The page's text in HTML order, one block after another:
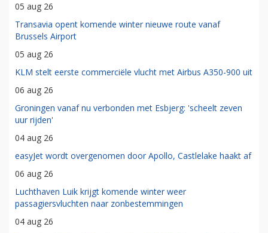
05 aug 26
Transavia opent komende winter nieuwe route vanaf
Brussels Airport
05 aug 26
KLM stelt eerste commerciële vlucht met Airbus A350-900 uit
06 aug 26
Groningen vanaf nu verbonden met Esbjerg: 'scheelt zeven
uur rijden'
04 aug 26
easyJet wordt overgenomen door Apollo, Castlelake haakt af
06 aug 26
Luchthaven Luik krijgt komende winter weer
passagiersvluchten naar zonbestemmingen
04 aug 26